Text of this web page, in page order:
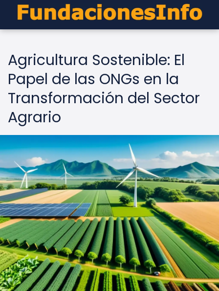
Agricultura Sostenible: El
Papel de las ONGs en la
Transformación del Sector
Agrario